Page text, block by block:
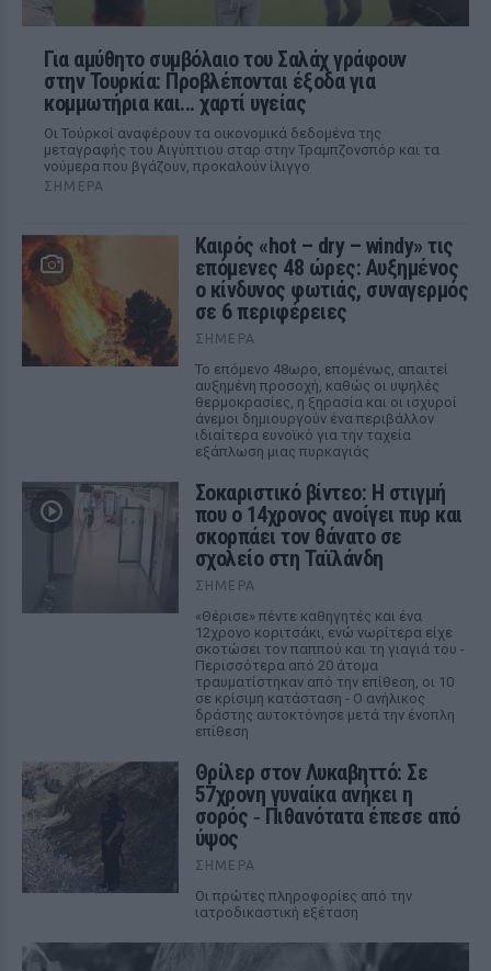
Για αμύθητο συμβόλαιο του Σαλάχ γράφουν
στην Τουρκία: Προβλέπονται έξοδα για
κομμωτήρια και... χαρτί υγείας
Οι Τούρκοί αναφέρουν τα οικονομικά δεδομένα της
μεταγραφής του Αιγύπτιου σταρ στην Τραμπζονσπόρ και τα
νούμερα που βγάζουν, προκαλούν ίλιγγο
ΣΉΜΕΡΑ
Καιρός «hot – dry – windy» τις
επόμενες 48 ώρες: Αυξημένος
ο κίνδυνος φωτιάς, συναγερμός
σε 6 περιφέρειες
ΣΉΜΕΡΑ
Το επόμενο 48ωρο, επομένως, απαιτεί
αυξημένη προσοχή, καθώς οι υψηλές
θερμοκρασίες, η ξηρασία και οι ισχυροί
άνεμοι δημιουργούν ένα περιβάλλον
ιδιαίτερα ευνοϊκό για την ταχεία
εξάπλωση μιας πυρκαγιάς
Σοκαριστικό βίντεο: Η στιγμή
που ο 14χρονος ανοίγει πυρ και
σκορπάει τον θάνατο σε
σχολείο στη Ταϊλάνδη
ΣΉΜΕΡΑ
«Θέρισε» πέντε καθηγητές και ένα
12χρονο κοριτσάκι, ενώ νωρίτερα είχε
σκοτώσει τον παππού και τη γιαγιά του -
Περισσότερα από 20 άτομα
τραυματίστηκαν από την επίθεση, οι 10
σε κρίσιμη κατάσταση - Ο ανήλικος
δράστης αυτοκτόνησε μετά την ένοπλη
επίθεση
Θρίλερ στον Λυκαβηττό: Σε
57χρονη γυναίκα ανήκει η
σορός ‑ Πιθανότατα έπεσε από
ύψος
ΣΉΜΕΡΑ
Οι πρώτες πληροφορίες από την
ιατροδικαστική εξέταση